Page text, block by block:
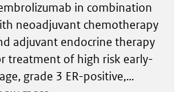
in combination
neoadjuvant chemotherapy
adjuvant endocrine therapy
treatment of high risk early-
grade 3 ER-positive,